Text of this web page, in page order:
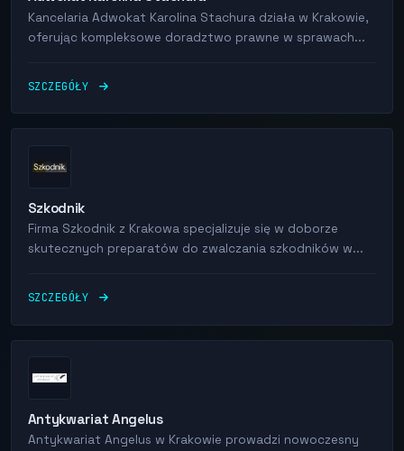
Kancelaria Adwokat Karolina Stachura działa w Krakowie,
oferując kompleksowe doradztwo prawne w sprawach...
SZCZEGÓŁY
Szkodnik
Firma Szkodnik z Krakowa specjalizuje się w doborze
skutecznych preparatów do zwalczania szkodników w...
SZCZEGÓŁY
Antykwariat Angelus
Antykwariat Angelus w Krakowie prowadzi nowoczesny